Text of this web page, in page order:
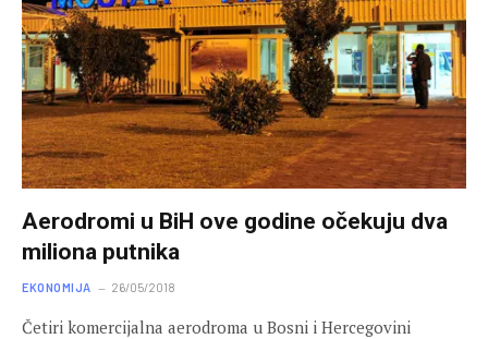
Aerodromi u BiH ove godine očekuju dva
miliona putnika
EKONOMIJA 26/05/2018
Četiri komercijalna aerodroma u Bosni i Hercegovini